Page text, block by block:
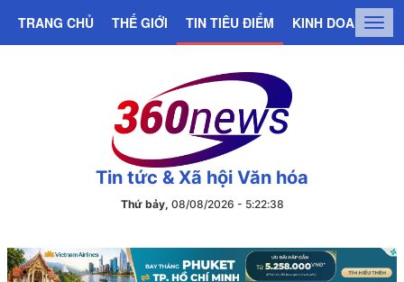
TRANG CHỦ THẾ GIỚI TIN TIÊU ĐIỂM KINH DOANH
Tin tức & Xã hội Văn hóa
Thứ bảy, 08/08/2026 - 5:22:39